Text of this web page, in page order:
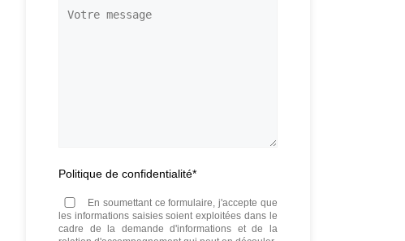
téléphone*
Votre
Politique de confidentialité*
En soumettant ce formulaire, j'accepte que
les informations saisies soient exploitées dans le
cadre de la demande d'informations et de la